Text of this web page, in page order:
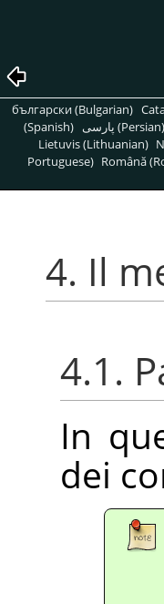
български (Bulgarian)
(Spanish)
پارسی (Persian)
Lietuvis (Lithuanian)
Portuguese) Română
4. Il
4.1.
In
dei